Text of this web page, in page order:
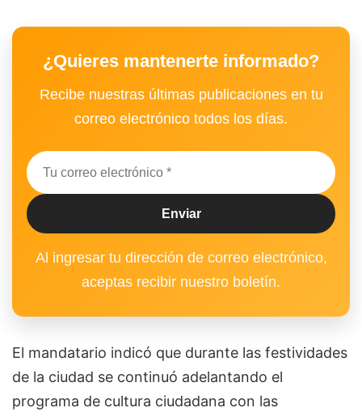
¿Quieres mantenerte informado?
Recibe nuestras últimas publicaciones en tu
correo electrónico todos los días.
Al ingresar tu dirección de correo electrónico,
aceptas recibir nuestro boletín.
El mandatario indicó que durante las festividades
de la ciudad se continuó adelantando el
programa de cultura ciudadana con las